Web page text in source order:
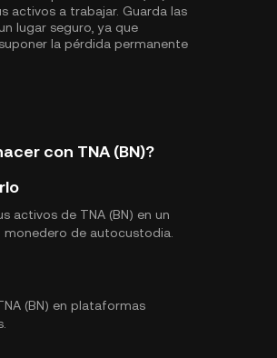
activos a trabajar. Guarda las
lugar seguro, ya que
la pérdida permanente
con TNA (BN)?
activos de TNA (BN) en un
monedero de autocustodia.
(BN) en plataformas